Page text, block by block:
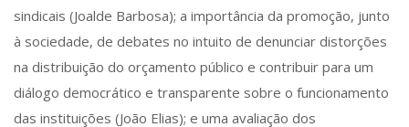
sindicais (Joalde Barbosa); a importância da promoção, junto
à sociedade, de debates no intuito de denunciar distorções
na distribuição do orçamento público e contribuir para um
diálogo democrático e transparente sobre o funcionamento
das instituições (João Elias); e uma avaliação dos